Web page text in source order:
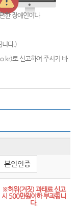
한 장애인이나
니다.)
로 신고하여 주시기 바
본인인증
※허위(거짓) 과태료 신고
시 500만원이하 부과됩니
다.